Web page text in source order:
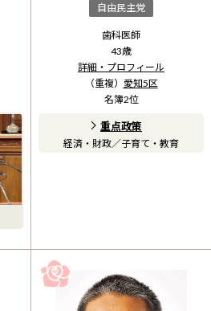
自由民主党
歯科医師
43歳
詳細・プロフィール
（重複） 愛知5区
名簿2位
重点政策
経済・財政／子育て・教育